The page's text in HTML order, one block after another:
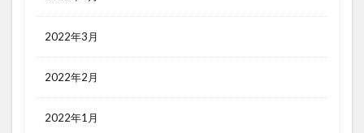
2022年3月
2022年2月
2022年1月